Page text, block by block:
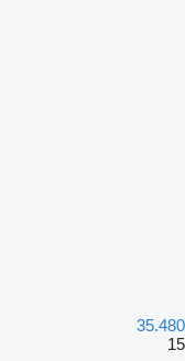
35.480
15